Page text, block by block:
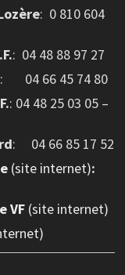
: 0 810 604
: 04 48 88 97 27
: 04 66 45 74 80
: 04 48 25 03 05 –
: 04 66 85 17 52
(site internet):
VF (site internet)